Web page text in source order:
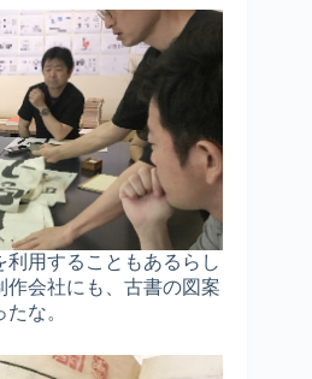
用することもあるらし
作会社にも、古書の図案
な。